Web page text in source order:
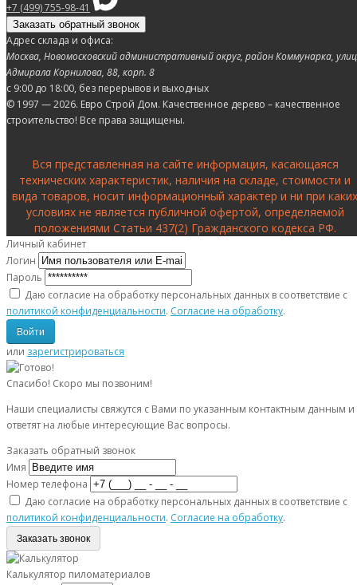
+7 (499) 755-98-41
Заказать обратный звонок
Адрес склада и офиса:
Москва, Новомосковский административный округ, район Коммунарка,
Адмирала Корнилова, 88, корп. 8
с 9:00 до 18:00, без перерывов и выходных
© 1997 — 2026. Евро Строй Дом. Качественное дерево – качественное
строительство! Все права защищены.
Вся представленная на сайте информация, касающаяся
технических характеристик, наличия на складе, стоимости и
вида товаров, носит информационный характер и ни при каких
условиях не является публичной офертой, определяемой
положениями Статьи 437(2) Гражданского кодекса РФ.
Личный кабинет
Логин
Пароль
Даю согласие на обработку персональных данных в соответствие с
политикой конфиденциальности. Согласие на обработку.
или зарегистрироваться
Спасибо! Скоро мы позвоним!
Наши специалисты свяжутся с Вами по указанным контактным данным и
ответят на любые интересующие Вас вопросы.
Заказать обратный звонок
Имя
Номер телефона
Даю согласие на обработку персональных данных в соответствие с
политикой конфиденциальности. Согласие на обработку.
Заказать звонок
Калькулятор пиломатериалов